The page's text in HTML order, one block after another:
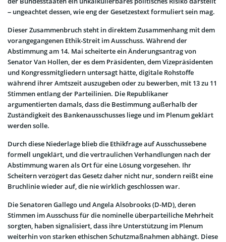
– ungeachtet dessen, wie eng der Gesetzestext formuliert sein mag.
Dieser Zusammenbruch steht in direktem Zusammenhang mit dem
vorangegangenen Ethik-Streit im Ausschuss. Während der
Abstimmung am 14. Mai scheiterte ein Änderungsantrag von
Senator Van Hollen, der es dem Präsidenten, dem Vizepräsidenten
und Kongressmitgliedern untersagt hätte, digitale Rohstoffe
während ihrer Amtszeit auszugeben oder zu bewerben, mit 13 zu 11
Stimmen entlang der Parteilinien. Die Republikaner
argumentierten damals, dass die Bestimmung außerhalb der
Zuständigkeit des Bankenausschusses liege und im Plenum geklärt
werden solle.
Durch diese Niederlage blieb die Ethikfrage auf Ausschussebene
formell ungeklärt, und die vertraulichen Verhandlungen nach der
Abstimmung waren als Ort für eine Lösung vorgesehen. Ihr
Scheitern verzögert das Gesetz daher nicht nur, sondern reißt eine
Bruchlinie wieder auf, die nie wirklich geschlossen war.
Die Senatoren Gallego und Angela Alsobrooks (D-MD), deren
Stimmen im Ausschuss für die nominelle überparteiliche Mehrheit
sorgten, haben signalisiert, dass ihre Unterstützung im Plenum
weiterhin von starken ethischen Schutzmaßnahmen abhängt. Diese